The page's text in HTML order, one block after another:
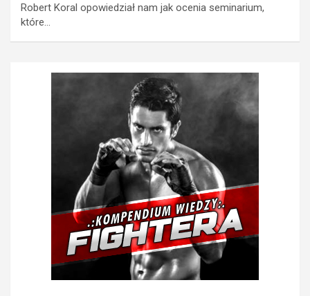
Robert Koral opowiedział nam jak ocenia seminarium,
które…